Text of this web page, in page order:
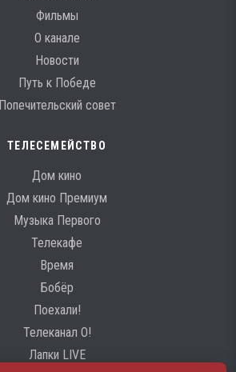
Фильмы
О канале
Новости
Путь к Победе
Попечительский совет
ТЕЛЕСЕМЕЙСТВО
Дом кино
Дом кино Премиум
Музыка Первого
Телекафе
Время
Бобёр
Поехали!
Телеканал О!
Лапки LIVE